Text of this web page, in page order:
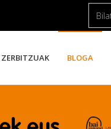
ZERBITZUAK BLOGA